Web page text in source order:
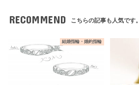
RECOMMEND こちらの記事も人気です。
結婚指輪・婚約指輪